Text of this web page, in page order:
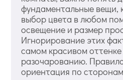
фундаментальные вещи,
выбор цвета в любом
освещение и размер
Игнорирование этих
самом красивом
разочарованию.
ориентация по